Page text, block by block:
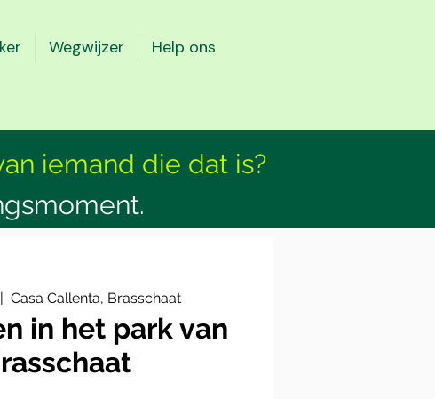
Wegwijzer Help ons
iemand die dat is?
Casa Callenta, Brasschaat
in het park van